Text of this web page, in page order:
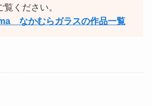
覧ください。
なかむらガラスの作品一覧